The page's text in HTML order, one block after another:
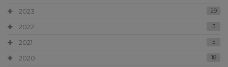
2023 29
2022 3
2021 5
2020 18